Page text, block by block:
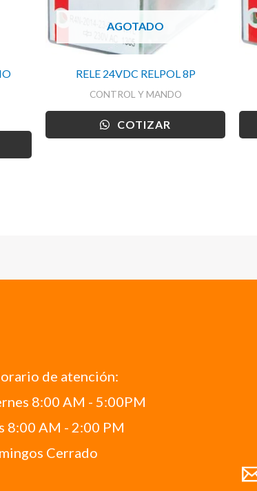
AGOTADO
RELE 24VDC RELPOL 8P
CONTROL Y MANDO
COTIZAR
de atención:
8:00 AM - 5:00PM
8:00 AM - 2:00 PM
Cerrado